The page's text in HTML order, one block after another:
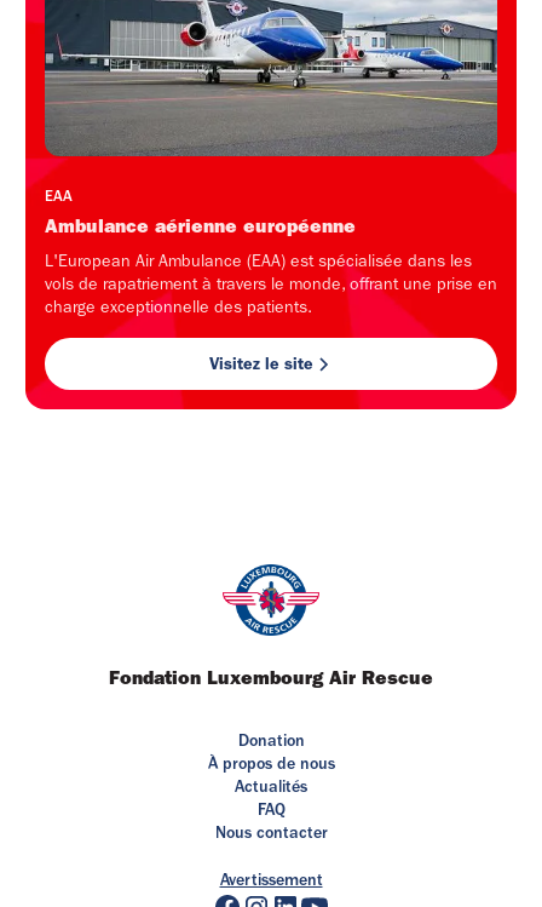
EAA
Ambulance aérienne européenne
L'European Air Ambulance (EAA) est spécialisée dans les
vols de rapatriement à travers le monde, offrant une prise en
charge exceptionnelle des patients.
Visitez le site
Fondation Luxembourg Air Rescue
Donation
À propos de nous
Actualités
FAQ
Nous contacter
Avertissement